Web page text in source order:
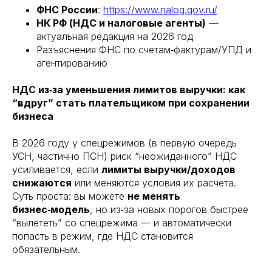
ФНС России: https://www.nalog.gov.ru/
НК РФ (НДС и налоговые агенты) —
актуальная редакция на 2026 год
Разъяснения ФНС по счетам‑фактурам/УПД и
агентированию
НДС из‑за уменьшения лимитов выручки: как
“вдруг” стать плательщиком при сохранении
бизнеса
В 2026 году у спецрежимов (в первую очередь
УСН, частично ПСН) риск “неожиданного” НДС
усиливается, если лимиты выручки/доходов
снижаются или меняются условия их расчета.
Суть проста: вы можете не менять
бизнес‑модель, но из‑за новых порогов быстрее
“вылететь” со спецрежима — и автоматически
попасть в режим, где НДС становится
обязательным.